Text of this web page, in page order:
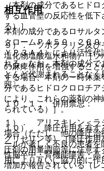
（本剤の成分であるヒド
する血管壁の反応性を低
る）］。
９）． ツボクラリン及び
塩化物塩酸塩水和物）［
の麻痺作用を増強するこ
する場合、本剤の一時休
分であるヒドロクロロチ
により、これらの薬剤の神
られている）］。
１０）． 降圧作用を有す
グリセリン等）［降圧作
圧剤の用量調節等に注意
用により互いに協力的に作
相互作用
本剤の成分であるロサルタ
クロームＰ４５０ ２Ｃ９
ＹＰ３Ａ４）により活性
れる。なお、本剤の成分
とんど代謝されることな
照〕。
１０．１． 併用禁忌：
１）． アリスキレン＜ラ
場合（ただし、他の降圧治
ールが著しく不良の患者
性脳卒中・腎機能障害・
増加が報告されている（